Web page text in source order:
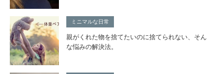
ミニマルな日常
親がくれた物を捨てたいのに捨てられない、そん
な悩みの解決法。